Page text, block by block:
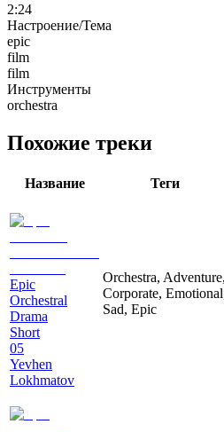
2:24
Настроение/Тема
epic
film
film
Инструменты
orchestra
Похожие треки
Название Теги
Epic
Orchestral
Drama
Short
05
Yevhen
Lokhmatov
Orchestra, Adventure,
Corporate,
Sad, Epic